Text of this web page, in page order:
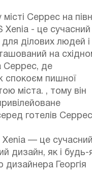
Серрес на
Xenia - це
для ділових людей і
на
Серрес, де
спокоєм пишної
міста. , тому він
готелів
Xenia — це
дизайн, як і будь-
дизайнера Георгія